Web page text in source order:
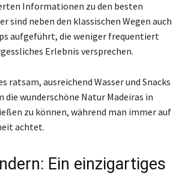
Informationen zu den besten
sind neben den klassischen Wegen auch
aufgeführt, die weniger frequentiert
Erlebnis versprechen.
ratsam, ausreichend Wasser und Snacks
die wunderschöne Natur Madeiras in
zu können, während man immer auf
achtet.
Ein einzigartiges